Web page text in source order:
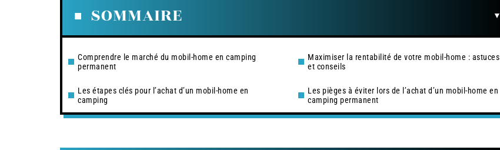
SOMMAIRE
Comprendre le marché du mobil-home en camping
permanent
Les étapes clés pour l’achat d’un mobil-home en
camping
Maximiser la rentabilité de votre mobil-home : astuces
et conseils
Les pièges à éviter lors de l’achat d’un mobil-home en
camping permanent